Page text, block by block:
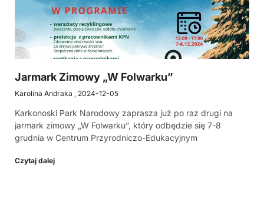
Jarmark Zimowy „W Folwarku”
Karolina Andraka 2024-12-05
Karkonoski Park Narodowy zaprasza już po raz drugi na
jarmark zimowy „W Folwarku”, który odbędzie się 7-8
grudnia w Centrum Przyrodniczo-Edukacyjnym
Czytaj dalej